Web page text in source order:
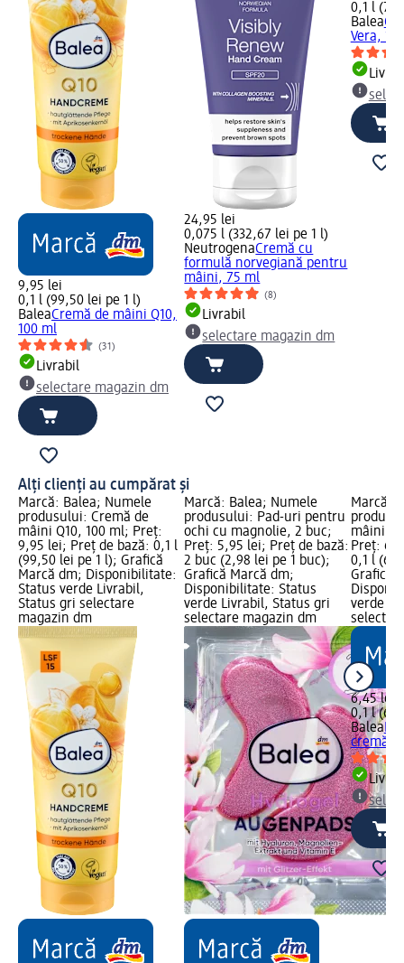
9,95 lei
0,1 l (99,50 lei pe 1 l)
BaleaCremă de mâini Q10,
100 ml
(31)
Livrabil
selectare magazin dm
24,95 lei
0,075 l (332,67 lei pe 1 l)
NeutrogenaCremă cu
formulă norvegiană pentru
mâini, 75 ml
(8)
Livrabil
selectare magazin dm
0,1 l
Balea
Vera,
Alți clienți au cumpărat și
Marcă: Balea; Numele
produsului: Cremă de
mâini Q10, 100 ml; Preț:
9,95 lei; Preț de bază: 0,1 l
(99,50 lei pe 1 l); Grafică
Marcă dm; Disponibilitate:
Status verde Livrabil,
Status gri selectare
magazin dm
Marcă: Balea; Numele
produsului: Pad-uri pentru
ochi cu magnolie, 2 buc;
Preț: 5,95 lei; Preț de bază:
2 buc (2,98 lei pe 1 buc);
Grafică Marcă dm;
Disponibilitate: Status
verde Livrabil, Status gri
selectare magazin dm
Marcă:
mâini
Preț:
0,1 l
Grafică
verde
6,45 lei
0,1 l
Balea
cremă-